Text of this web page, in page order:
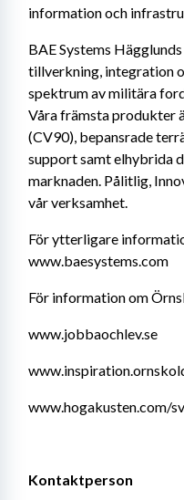
information och
BAE Systems
tillverkning, integration
spektrum av militära
Våra främsta produkter
(CV90), bepansrade
support samt elhybrida
marknaden. Pålitlig,
vår verksamhet.
För ytterligare
www.baesystems.com
För information om
www.jobbaochlev.se
www.hogakusten.com/sv
Kontaktperson